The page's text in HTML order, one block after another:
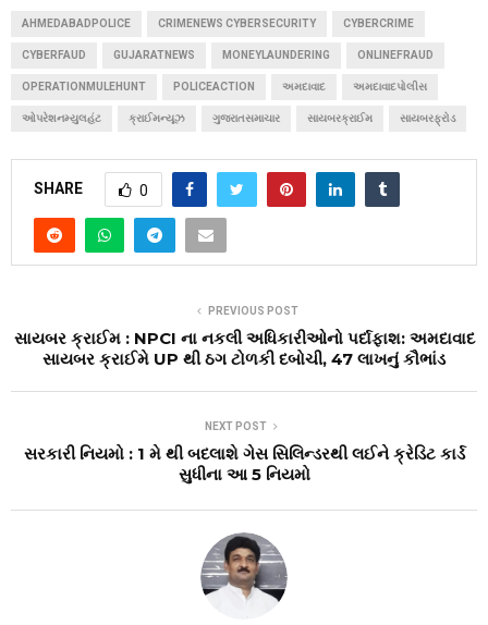
AHMEDABADPOLICE CRIMENEWS CYBERSECURITY CYBERCRIME
CYBERFAUD GUJARATNEWS MONEYLAUNDERING ONLINEFRAUD
OPERATIONMULEHUNT POLICEACTION અમદાવાદ અમદાવાદપોલીસ
ઓપરેશનમ્યુલહંટ ક્રાઈમન્યૂઝ ગુજરાતસમાચાર સાયબરક્રાઈમ સાયબરફ્રોડ
SHARE 0
PREVIOUS POST
સાયબર ક્રાઈમ : NPCI ના નકલી અધિકારીઓનો પર્દાફાશ: અમદાવાદ
સાયબર ક્રાઈમે UP થી ઠગ ટોળકી દબોચી, ₹47 લાખનું કૌભાંડ
NEXT POST
સરકારી નિયમો : 1 મે થી બદલાશે ગેસ સિલિન્ડરથી લઈને ક્રેડિટ કાર્ડ
સુધીના આ 5 નિયમો